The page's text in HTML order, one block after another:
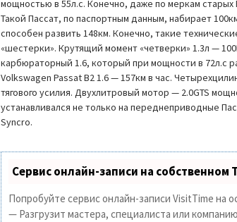
мощностью в 55л.с. Конечно, даже по меркам
Такой Пассат, по паспортным данным, набирает
способен развить 148км. Конечно, такие
«шестерки». Крутящий момент «четверки» 1.3л —
карбюраторный 1.6, который при мощности в 72л.с
Volkswagen Passat B2 1.6 — 157км в час.
тягового усилия. Двухлитровый мотор — 2.0GTS
устанавливался не только на переднеприводные
Syncro.
Сервис онлайн-записи на собственном
Попробуйте сервис онлайн-записи VisitTime на
— Разгрузит мастера, специалиста или